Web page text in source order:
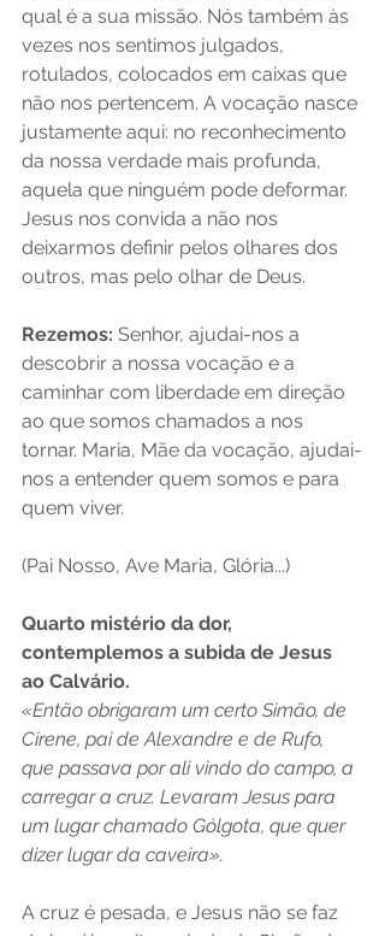
qual é a sua missão. Nós também às
vezes nos sentimos julgados,
rotulados, colocados em caixas que
não nos pertencem. A vocação nasce
justamente aqui: no reconhecimento
da nossa verdade mais profunda,
aquela que ninguém pode deformar.
Jesus nos convida a não nos
deixarmos definir pelos olhares dos
outros, mas pelo olhar de Deus.
Rezemos: Senhor, ajudai-nos a
descobrir a nossa vocação e a
caminhar com liberdade em direção
ao que somos chamados a nos
tornar. Maria, Mãe da vocação, ajudai-
nos a entender quem somos e para
quem viver.
(Pai Nosso, Ave Maria, Glória...)
Quarto mistério da dor,
contemplemos a subida de Jesus
ao Calvário.
«Então obrigaram um certo Simão, de
Cirene, pai de Alexandre e de Rufo,
que passava por ali vindo do campo, a
carregar a cruz. Levaram Jesus para
um lugar chamado Gólgota, que quer
dizer lugar da caveira».
A cruz é pesada, e Jesus não se faz